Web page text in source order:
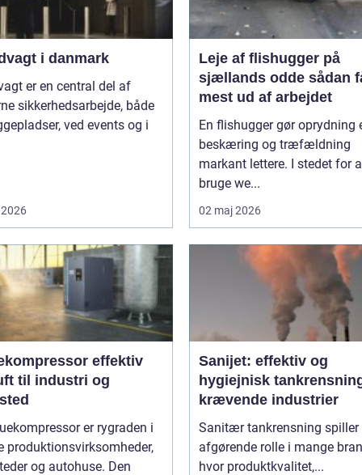
i danmark
er en central del af
sikkerhedsarbejde, både
ved events og i
Leje af flishugger på
sjællands odde sådan får du
mest ud af arbejdet
En flishugger gør oprydning
beskæring og træfældning
markant lettere. I stedet for
bruge we...
02 maj 2026
effektiv
til industri og
er rygraden i
produktionsvirksomheder,
og autohuse. Den
Sanijet: effektiv og
hygiejnisk
krævende industrier
Sanitær tankrensning spiller
afgørende rolle i mange
hvor produktkvalitet,...